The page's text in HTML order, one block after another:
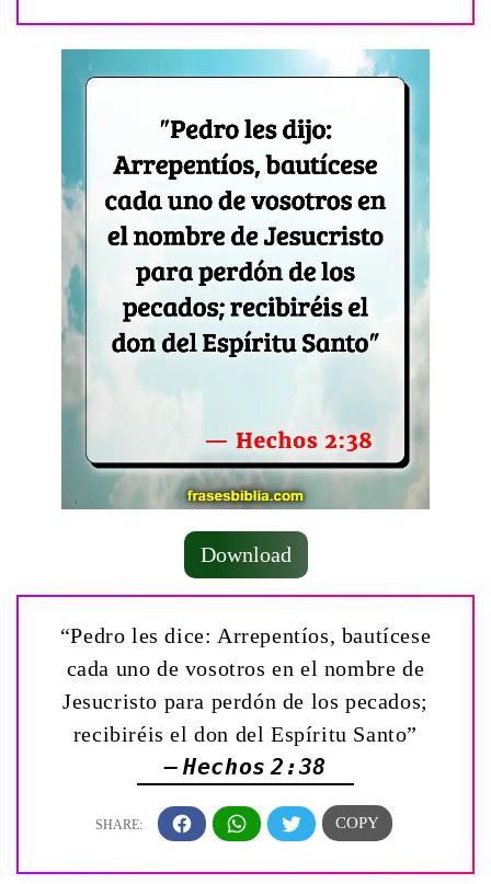
Download
“Pedro les dice: Arrepentíos, bautícese
cada uno de vosotros en el nombre de
Jesucristo para perdón de los pecados;
recibiréis el don del Espíritu Santo”
— Hechos 2:38